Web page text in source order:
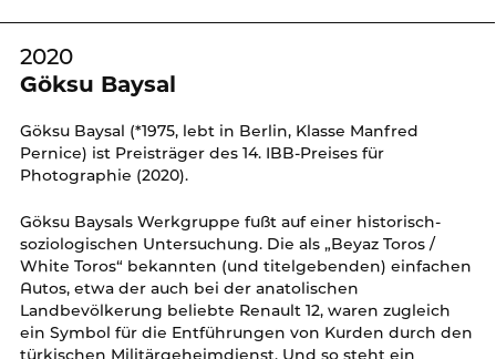
2020
Göksu Baysal
Göksu Baysal (*1975, lebt in Berlin, Klasse Manfred
Pernice) ist Preisträger des 14. IBB-Preises für
Photographie (2020).
Göksu Baysals Werkgruppe fußt auf einer historisch-
soziologischen Untersuchung. Die als „Beyaz Toros /
White Toros“ bekannten (und titelgebenden) einfachen
Autos, etwa der auch bei der anatolischen
Landbevölkerung beliebte Renault 12, waren zugleich
ein Symbol für die Entführungen von Kurden durch den
türkischen Militärgeheimdienst. Und so steht ein